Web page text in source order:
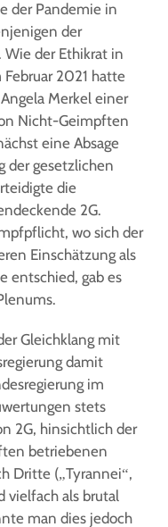
der Pandemie in
der
Wie der Ethikrat in
2021 hatte
Merkel einer
Nicht-Geimpften
eine Absage
der gesetzlichen
die
2G.
wo sich der
Einschätzung als
entschied, gab es
Gleichklang mit
damit
im
stets
2G, hinsichtlich der
betriebenen
Dritte („Tyrannei“,
vielfach als brutal
man dies jedoch